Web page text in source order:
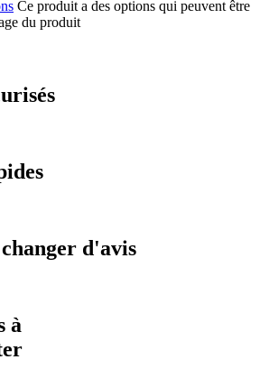
Ce produit a des options qui peuvent être
du produit
d'avis
à